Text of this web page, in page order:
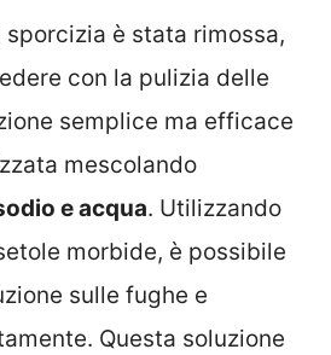
è stata rimossa,
con la pulizia delle
semplice ma efficace
mescolando
e acqua. Utilizzando
morbide, è possibile
sulle fughe e
Questa soluzione